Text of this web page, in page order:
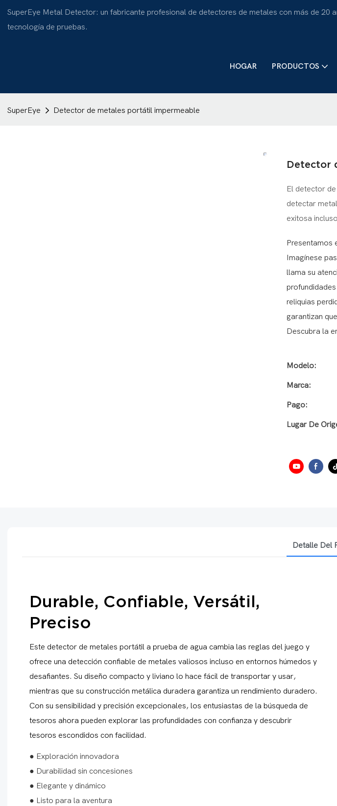
SuperEye Metal Detector: un fabricante profesional de detectores de metales con más de 20
tecnología de pruebas.
HOGAR PRODUCTOS
SuperEye Detector de metales portátil impermeable
Detector
El detector
detectar
exitosa
Presentamos
Imagínese
llama su
reliquias
garantizan
Descubra la
Modelo:
Marca:
Pago:
Lugar De
Detalle Del
Durable, Confiable, Versátil,
Preciso
Este detector de metales portátil a prueba de agua cambia las reglas del juego y
ofrece una detección confiable de metales valiosos incluso en entornos húmedos y
desafiantes. Su diseño compacto y liviano lo hace fácil de transportar y usar,
mientras que su construcción metálica duradera garantiza un rendimiento duradero.
Con su sensibilidad y precisión excepcionales, los entusiastas de la búsqueda de
tesoros ahora pueden explorar las profundidades con confianza y descubrir
tesoros escondidos con facilidad.
● Exploración innovadora
● Durabilidad sin concesiones
● Elegante y dinámico
● Listo para la aventura